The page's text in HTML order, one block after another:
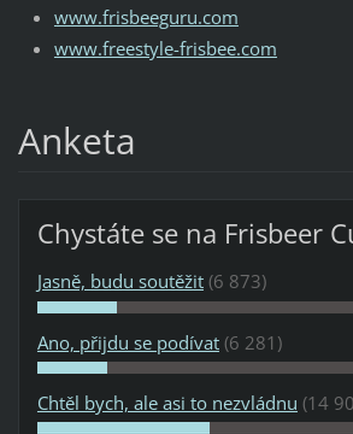
www.frisbeeguru.com
www.freestyle-frisbee.com
Anketa
Chystáte se na Frisbeer
Jasně, budu soutěžit (6 873)
Ano, přijdu se podívat (6 281)
Chtěl bych, ale asi to nezvládnu (14